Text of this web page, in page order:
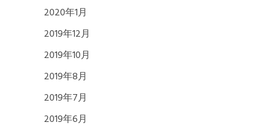
2020年1月
2019年12月
2019年10月
2019年8月
2019年7月
2019年6月